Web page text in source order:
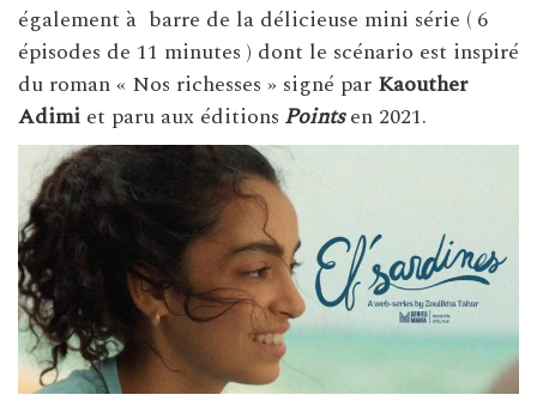
également à barre de la délicieuse mini série ( 6
épisodes de 11 minutes ) dont le scénario est inspiré
du roman « Nos richesses » signé par Kaouther
Adimi et paru aux éditions Pointsen 2021.